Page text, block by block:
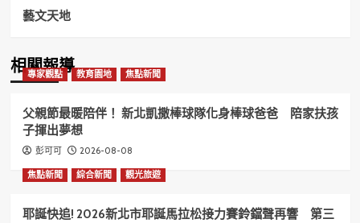
藝文天地
相關報導
專家觀點 教育園地 焦點新聞
父親節最暖陪伴！ 新北凱撒棒球隊化身棒球爸爸 陪家扶孩
子揮出夢想
彭可可 2026-08-08
焦點新聞 綜合新聞 觀光旅遊
耶誕快追! 2026新北市耶誕馬拉松接力賽鈴鐺聲再響 第三